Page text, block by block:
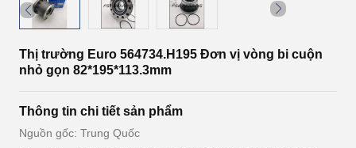
Thị trường Euro 564734.H195 Đơn vị vòng bi cuộn
nhỏ gọn 82*195*113.3mm
Thông tin chi tiết sản phẩm
Nguồn gốc: Trung Quốc